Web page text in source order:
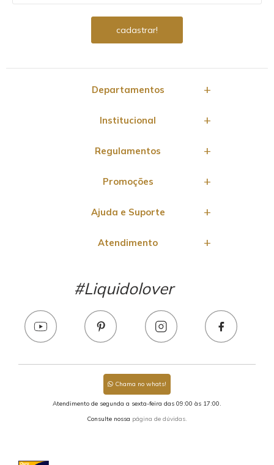
Departamentos
Institucional
Regulamentos
Promoções
Ajuda e Suporte
Atendimento
#Liquidolover
Chama no whats!
Atendimento de segunda a sexta-feira das 09:00 às 17:00.
Consulte nossa página de dúvidas.